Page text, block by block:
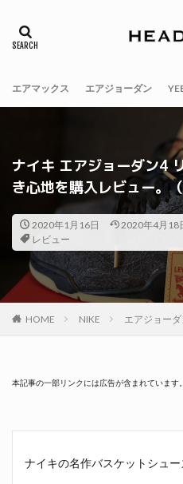
エアマックス エアジョーダン
ナイキ エアジョーダン4
き心地を購入レビュー。
2020年1月16日 2020年4月18
レビュー
HOME NIKE エアジョーダ
本記事の一部リンクには広告が含まれています。
ナイキの名作バスケットシュー